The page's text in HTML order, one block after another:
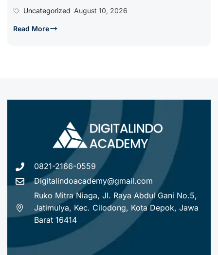
Uncategorized August 10, 2026
Read More
0821-2166-0559
Digitalindoacademy@gmail.com
Ruko Mitra Niaga, Jl. Raya Abdul Gani No.5,
Jatimulya, Kec. Cilodong, Kota Depok, Jawa
Barat 16414